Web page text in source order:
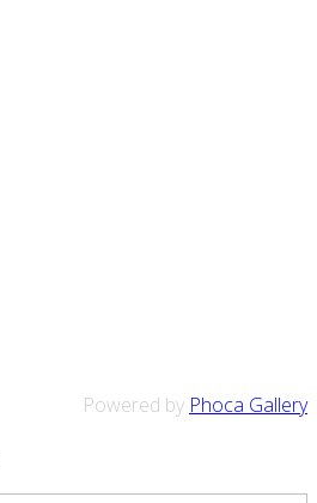
Powered by Phoca Gallery